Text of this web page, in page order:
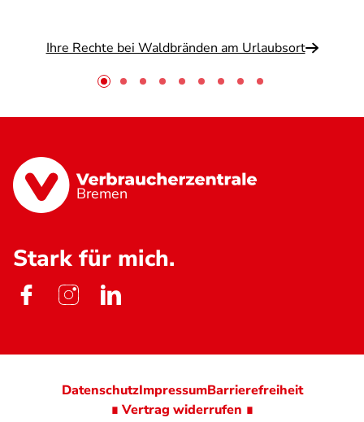
Ihre Rechte bei Waldbränden am Urlaubsort
Bremen
Stark für mich.
DatenschutzImpressumBarrierefreiheit
∎ Vertrag widerrufen ∎